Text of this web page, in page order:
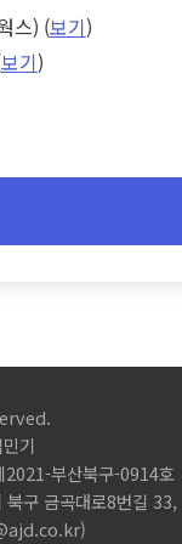
스) (보기)
보기)
기
부산북구-0914호
구 금곡대로8번길 33,
)